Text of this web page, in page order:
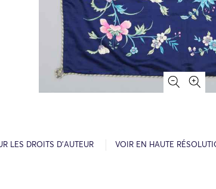
LES DROITS D’AUTEUR VOIR EN HAUTE